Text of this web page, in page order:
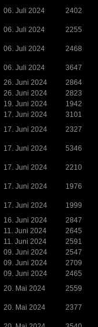
06. Juli 2024
2402
06. Juli 2024
2255
06. Juli 2024
2468
06. Juli 2024
3647
26. Juni 2024
2864
26. Juni 2024
2823
19. Juni 2024
1942
17. Juni 2024
3101
17. Juni 2024
2327
17. Juni 2024
5346
17. Juni 2024
2210
17. Juni 2024
1976
17. Juni 2024
1999
16. Juni 2024
2847
11. Juni 2024
2645
11. Juni 2024
2591
09. Juni 2024
2547
09. Juni 2024
2709
09. Juni 2024
2465
20. Mai 2024
2559
20. Mai 2024
2377